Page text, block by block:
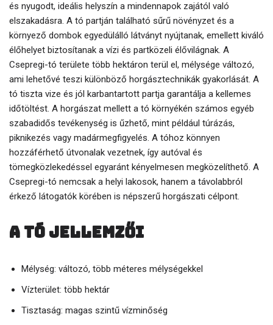
és nyugodt, ideális helyszín a mindennapok zajától való
elszakadásra. A tó partján található sűrű növényzet és a
környező dombok egyedülálló látványt nyújtanak, emellett kiváló
élőhelyet biztosítanak a vízi és partközeli élővilágnak. A
Csepregi-tó területe több hektáron terül el, mélysége változó,
ami lehetővé teszi különböző horgásztechnikák gyakorlását. A
tó tiszta vize és jól karbantartott partja garantálja a kellemes
időtöltést. A horgászat mellett a tó környékén számos egyéb
szabadidős tevékenység is űzhető, mint például túrázás,
piknikezés vagy madármegfigyelés. A tóhoz könnyen
hozzáférhető útvonalak vezetnek, így autóval és
tömegközlekedéssel egyaránt kényelmesen megközelíthető. A
Csepregi-tó nemcsak a helyi lakosok, hanem a távolabbról
érkező látogatók körében is népszerű horgászati célpont.
A tó jellemzői
Mélység: változó, több méteres mélységekkel
Vízterület: több hektár
Tisztaság: magas szintű vízminőség